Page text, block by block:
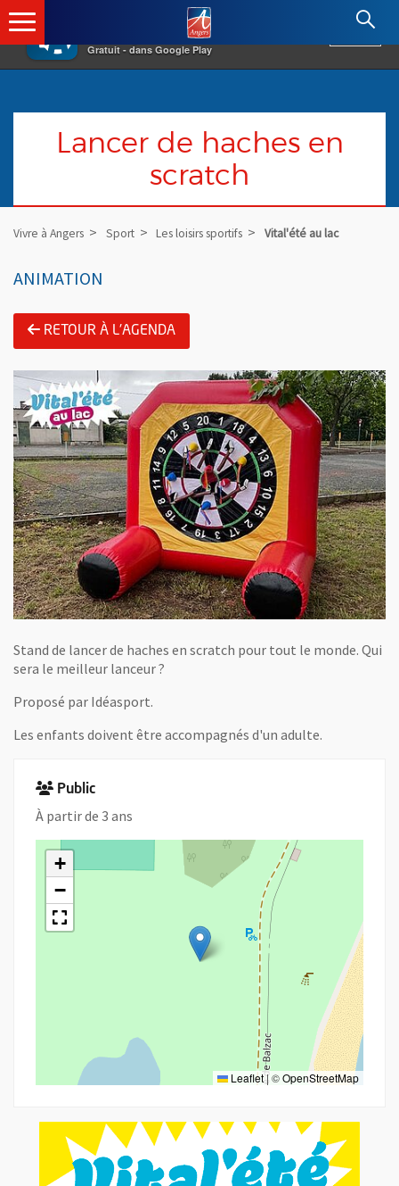
×
Gratuit - dans Google Play
Angers.fr : Retour à l'accueil
Lancer de haches en
scratch
Vivre à Angers Sport Les loisirs sportifs Vital'été au lac
ANIMATION
RETOUR À L'AGENDA
Stand de lancer de haches en scratch pour tout le monde. Qui
sera le meilleur lanceur ?
Proposé par Idéasport.
Les enfants doivent être accompagnés d'un adulte.
Public
À partir de 3 ans
+
−
Leaflet|©OpenStreetMap